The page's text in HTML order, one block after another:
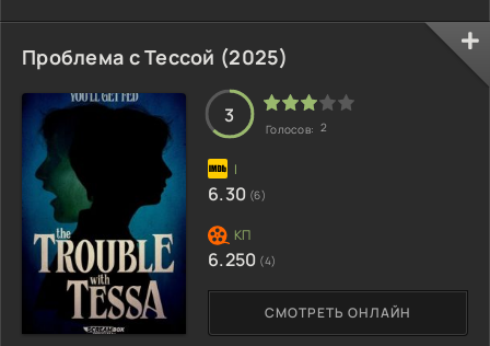
пытается начать новую жизнь. Но вскоре его с Люком
пути пересекаются. Институт интересует только
сверхъестественный дар детей, а на доброту и ум Люка
здесь никто не обращает внимания. Однако именно эти
качества помогут ему бороться за сво
Проблема с Тессой (2025)
СМОТРЕТЬ ОНЛАЙН
3
Голосов: 2
6.30 (6)
6.250 (4)